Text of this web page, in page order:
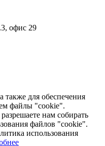
офис 29
также для обеспечения
файлы "cookie".
нам собирать
файлов "cookie".
использования